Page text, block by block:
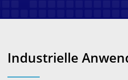
Industrielle